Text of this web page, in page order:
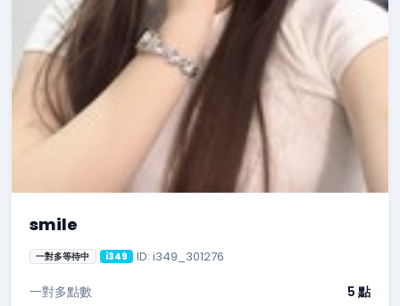
smile
一對多等待中 i349 ID: i349_301276
一對多點數
5 點